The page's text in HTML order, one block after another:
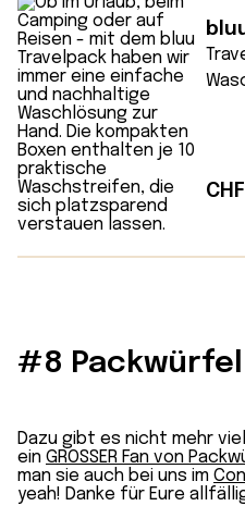
CHF
#8 Packwürfel
Dazu gibt es nicht mehr
ein GROSSER Fan von
man sie auch bei uns im
yeah! Danke für Eure